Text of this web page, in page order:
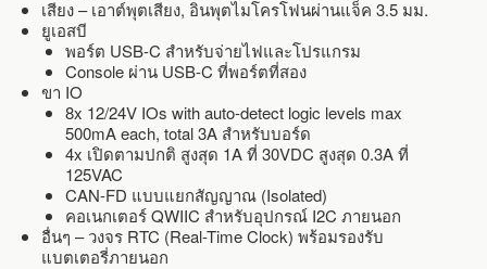
เสียง – เอาต์พุตเสียง, อินพุตไมโครโฟนผ่านแจ็ค 3.5 มม.
ยูเอสบี
พอร์ต USB-C สำหรับจ่ายไฟและโปรแกรม
Console ผ่าน USB-C ที่พอร์ตที่สอง
ขา IO
8x 12/24V IOs with auto-detect logic levels max
500mA each, total 3A สำหรับบอร์ด
4x เปิดตามปกติ สูงสุด 1A ที่ 30VDC สูงสุด 0.3A ที่
125VAC
CAN-FD แบบแยกสัญญาณ (Isolated)
คอเนกเตอร์ QWIIC สำหรับอุปกรณ์ I2C ภายนอก
อื่นๆ – วงจร RTC (Real-Time Clock) พร้อมรองรับ
แบตเตอรี่ภายนอก